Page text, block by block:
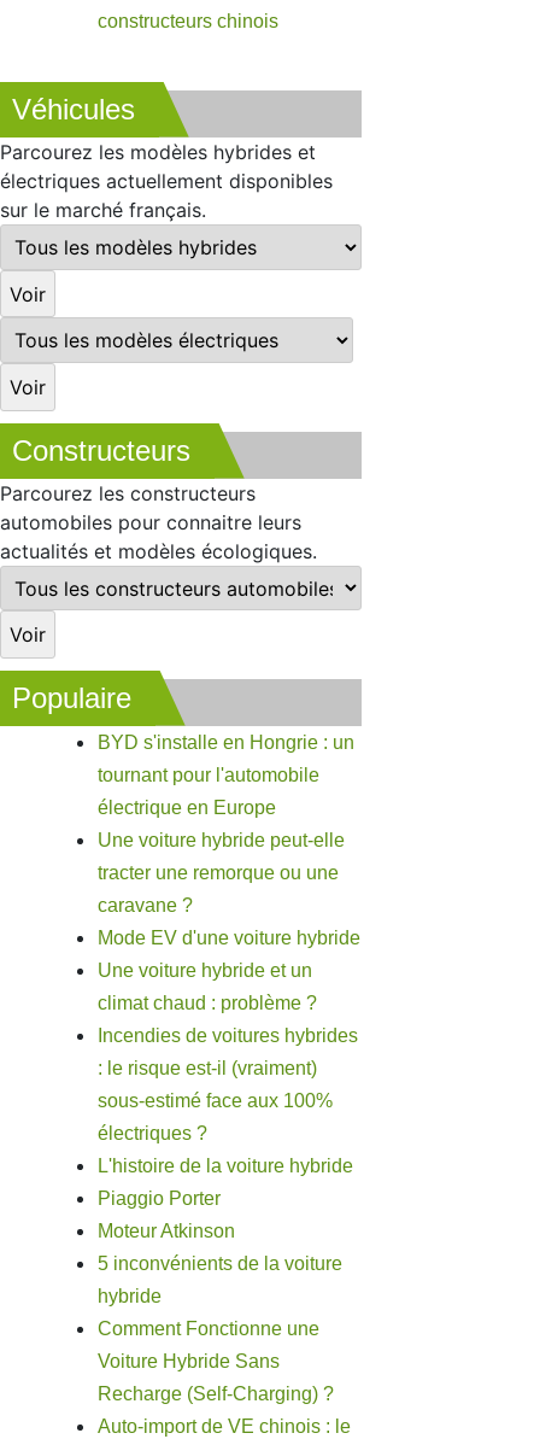
constructeurs chinois
Véhicules
Parcourez les modèles hybrides et
électriques actuellement disponibles
sur le marché français.
Constructeurs
Parcourez les constructeurs
automobiles pour connaitre leurs
actualités et modèles écologiques.
Populaire
BYD s'installe en Hongrie : un
tournant pour l'automobile
électrique en Europe
Une voiture hybride peut-elle
tracter une remorque ou une
caravane ?
Mode EV d'une voiture hybride
Une voiture hybride et un
climat chaud : problème ?
Incendies de voitures hybrides
: le risque est-il (vraiment)
sous-estimé face aux 100%
électriques ?
L'histoire de la voiture hybride
Piaggio Porter
Moteur Atkinson
5 inconvénients de la voiture
hybride
Comment Fonctionne une
Voiture Hybride Sans
Recharge (Self-Charging) ?
Auto-import de VE chinois : le